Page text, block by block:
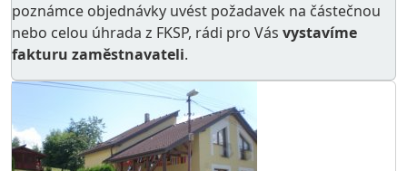
poznámce objednávky uvést požadavek na částečnou
nebo celou úhrada z FKSP, rádi pro Vás vystavíme
fakturu zaměstnavateli.